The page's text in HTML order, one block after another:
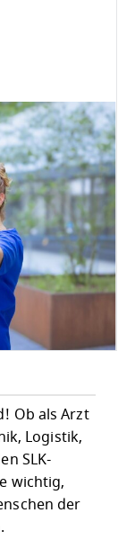
Ob als Arzt
Logistik,
SLK-
wichtig,
der